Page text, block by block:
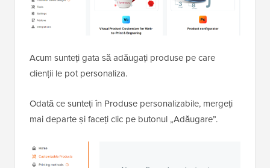
Acum sunteți gata să adăugați produse pe care
clienții le pot personaliza.
Odată ce sunteți în Produse personalizabile, mergeți
mai departe și faceți clic pe butonul „Adăugare”.